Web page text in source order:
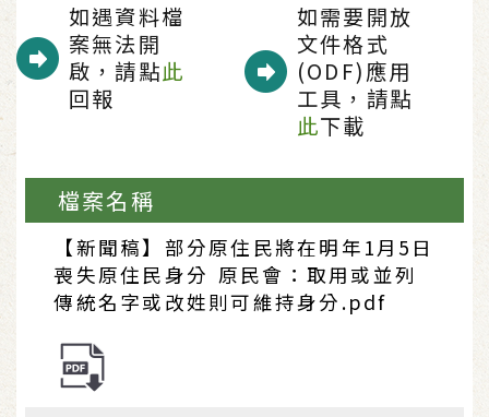
如遇資料檔
案無法開
啟，請點此
回報
如需要開放
文件格式
(ODF)應用
工具，請點
此下載
檔案名稱
【新聞稿】部分原住民將在明年1月5日
喪失原住民身分 原民會：取用或並列
傳統名字或改姓則可維持身分.pdf